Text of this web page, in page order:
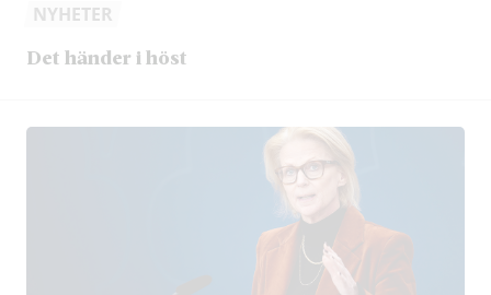
NYHETER
Det händer i höst